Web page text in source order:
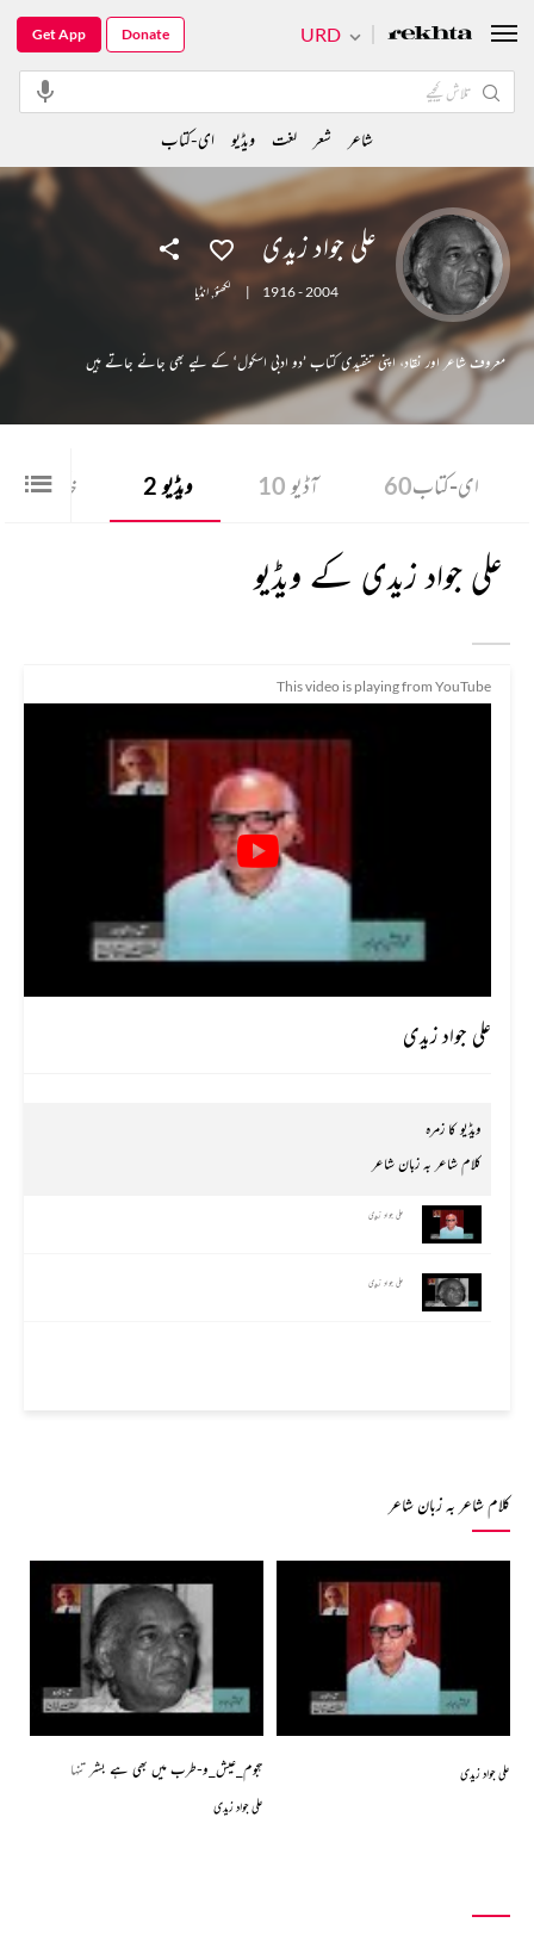
علی جواد زیدی
1916 - 2004
| لکھنؤ,انڈیا
معروف شاعر اور نقاد، اپنی تنقیدی کتاب ’دو ادبی اسکول‘ کے لیے بھی جانے جاتے ہیں
ای-کتاب60 آڈیو 10 ویڈیو 2 خاکہ 1
علی جواد زیدی کے ویڈیو
This video is playing from YouTube
علی جواد زیدی
ویڈیو کا زمرہ
کلام شاعر بہ زبان شاعر
علی جواد زیدی
علی جواد زیدی
کلام شاعر بہ زبان شاعر
علی جواد زیدی ہجوم_عیش_و-طرب میں بھی ہے بشر تنہا
علی جواد زیدی
URD
Get App Donate
شاعر شعر لغت ویڈیو ای-کتاب